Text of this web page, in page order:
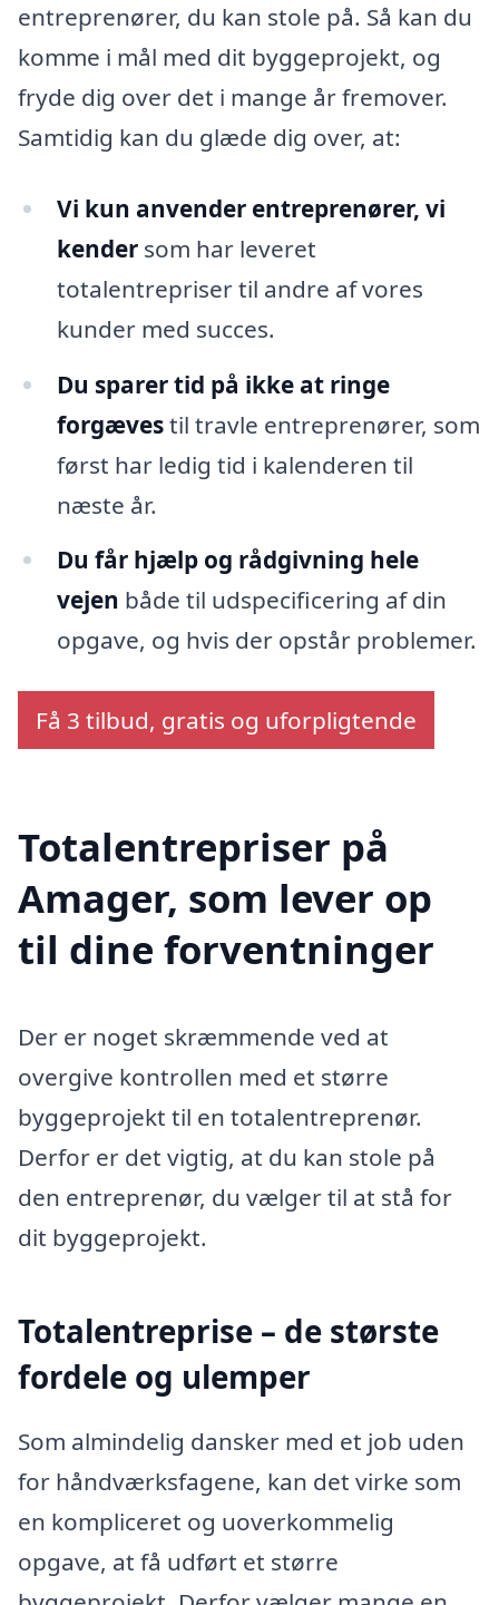
entreprenører, du kan stole på. Så kan du
komme i mål med dit byggeprojekt, og
fryde dig over det i mange år fremover.
Samtidig kan du glæde dig over, at:
Vi kun anvender entreprenører, vi
kendersom har leveret
totalentrepriser til andre af vores
kunder med succes.
Du sparer tid på ikke at ringe
forgævestil travle entreprenører, som
først har ledig tid i kalenderen til
næste år.
Du får hjælp og rådgivning hele
vejen både til udspecificering af din
opgave, og hvis der opstår problemer.
Få 3 tilbud, gratis og uforpligtende
Totalentrepriser på
Amager, som lever op
til dine forventninger
Der er noget skræmmende ved at
overgive kontrollen med et større
byggeprojekt til en totalentreprenør.
Derfor er det vigtig, at du kan stole på
den entreprenør, du vælger til at stå for
dit byggeprojekt.
Totalentreprise – de største
fordele og ulemper
Som almindelig dansker med et job uden
for håndværksfagene, kan det virke som
en kompliceret og uoverkommelig
opgave, at få udført et større